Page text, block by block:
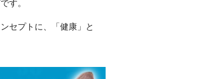
す。
セプトに、「健康」と